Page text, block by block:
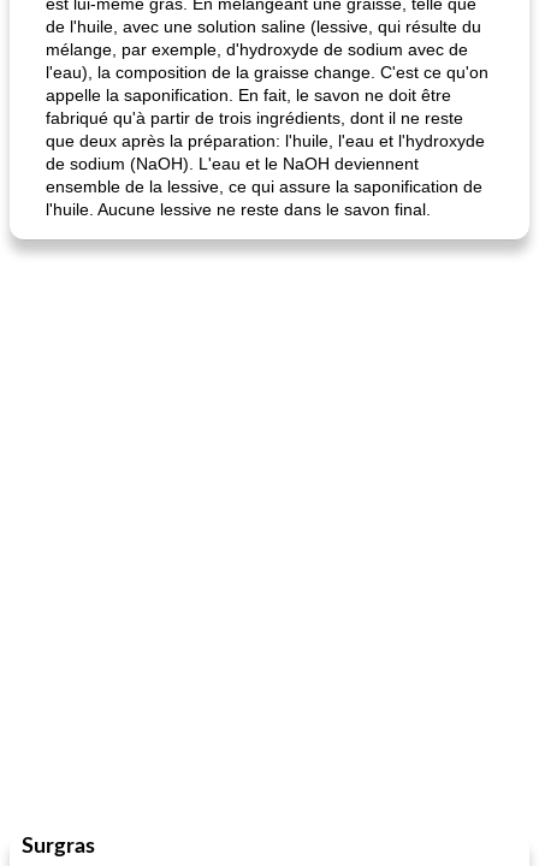
fiesta tostadas le méga's jopp joes
de l'huile, avec une solution saline (lessive, qui résulte du
mélange, par exemple, d'hydroxyde de sodium avec de
l'eau), la composition de la graisse change. C'est ce qu'on
appelle la saponification. En fait, le savon ne doit être
fabriqué qu'à partir de trois ingrédients, dont il ne reste
que deux après la préparation: l'huile, l'eau et l'hydroxyde
de sodium (NaOH). L'eau et le NaOH deviennent
ensemble de la lessive, ce qui assure la saponification de
l'huile. Aucune lessive ne reste dans le savon final.
Surgras